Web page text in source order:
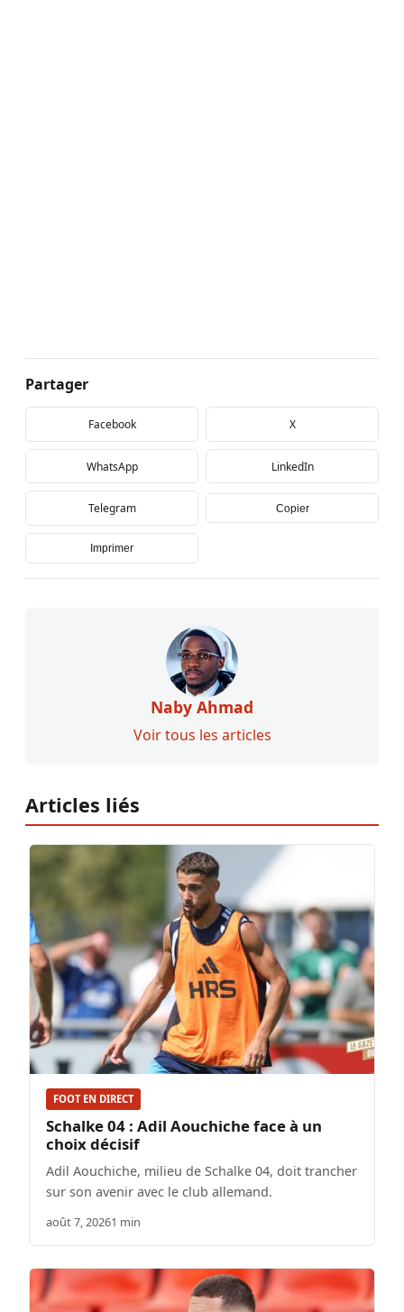
Partager
Facebook X
WhatsApp LinkedIn
Telegram Copier
Imprimer
Naby Ahmad
Voir tous les articles
Articles liés
FOOT EN DIRECT
Schalke 04 : Adil Aouchiche face à un
choix décisif
Adil Aouchiche, milieu de Schalke 04, doit trancher
sur son avenir avec le club allemand.
août 7, 20261 min